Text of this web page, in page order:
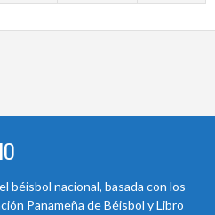
béisbol nacional, basada con los
Panameña de Béisbol y Libro